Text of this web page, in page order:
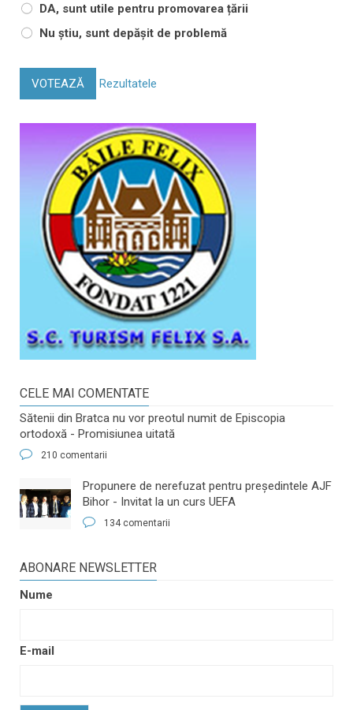
DA, sunt utile pentru promovarea țării
Nu știu, sunt depășit de problemă
VOTEAZĂ Rezultatele
CELE MAI COMENTATE
Sătenii din Bratca nu vor preotul numit de Episcopia
ortodoxă - Promisiunea uitată
210 comentarii
​Propunere de nerefuzat pentru preşedintele AJF
Bihor - Invitat la un curs UEFA
134 comentarii
ABONARE NEWSLETTER
Nume
E-mail